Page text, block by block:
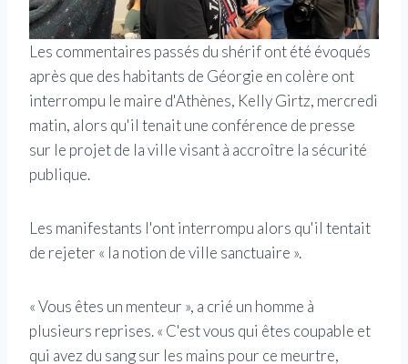
Les commentaires passés du shérif ont été évoqués
après que des habitants de Géorgie en colère ont
interrompu le maire d'Athènes, Kelly Girtz, mercredi
matin, alors qu'il tenait une conférence de presse
sur le projet de la ville visant à accroître la sécurité
publique.
Les manifestants l'ont interrompu alors qu'il tentait
de rejeter « la notion de ville sanctuaire ».
« Vous êtes un menteur », a crié un homme à
plusieurs reprises. « C'est vous qui êtes coupable et
qui avez du sang sur les mains pour ce meurtre,